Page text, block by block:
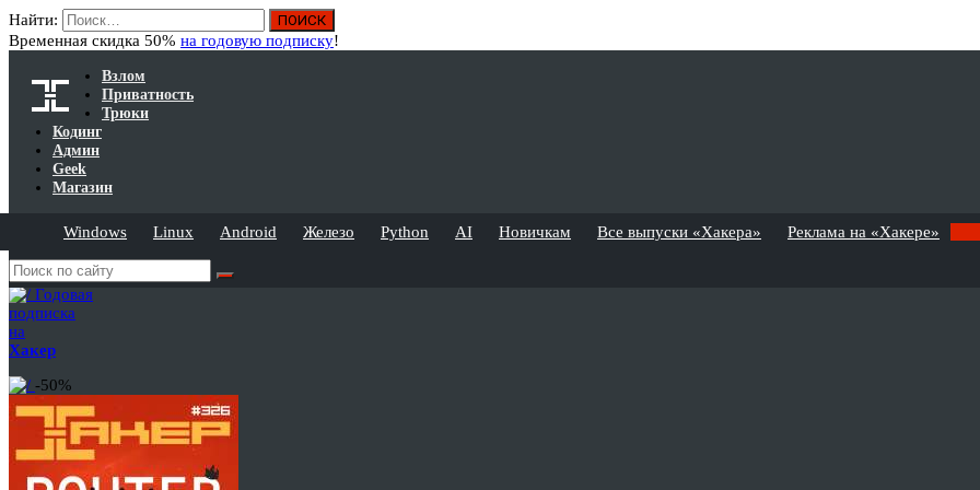
Найти:
Временная скидка 50% на годовую подписку!
Взлом
Приватность
Трюки
Кодинг
Админ
Geek
Магазин
Windows Linux Android Железо Python AI Новичкам Все выпуски «Хакера» Реклама на «Хакере»
Годовая
подписка
на
Хакер
-50%